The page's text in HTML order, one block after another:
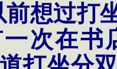
前想过打
次在书